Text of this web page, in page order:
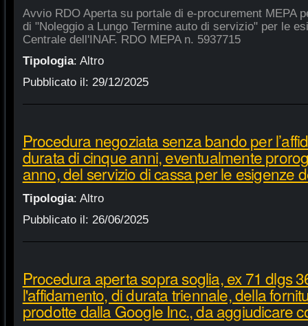
Avvio RDO Aperta su portale di e-procurement MEPA
di "Noleggio a Lungo Termine auto di servizio" per le
Centrale dell'INAF. RDO MEPA n. 5937715
Tipologia: Altro
Pubblicato il: 29/12/2025
Procedura negoziata senza bando per
durata di cinque anni, eventualmente
anno, del servizio di cassa per le esigenze
Tipologia: Altro
Pubblicato il: 26/06/2025
Procedura aperta sopra soglia, ex 71 dlgs
l'affidamento, di durata triennale, della
prodotte dalla Google Inc., da aggiudicare